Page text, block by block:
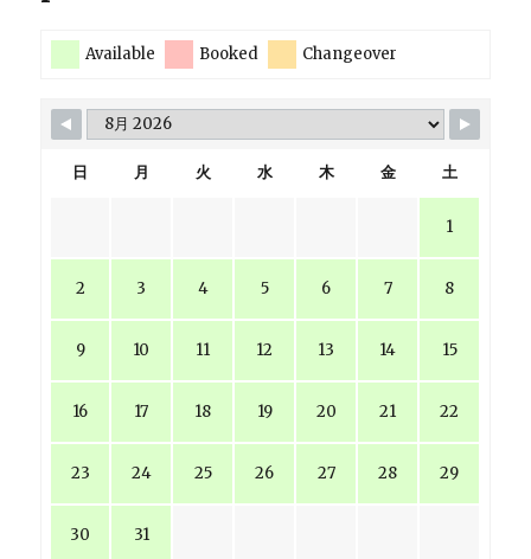
Available Booked Changeover
日 月 火 水 木 金 土
1
2 3 4 5 6 7 8
9 10 11 12 13 14 15
16 17 18 19 20 21 22
23 24 25 26 27 28 29
30 31